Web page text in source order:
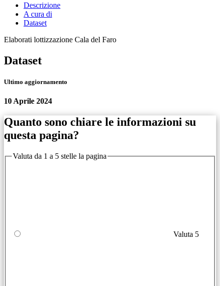
Descrizione
A cura di
Dataset
Elaborati lottizzazione Cala del Faro
Dataset
Ultimo aggiornamento
10 Aprile 2024
Quanto sono chiare le informazioni su
questa pagina?
Valuta da 1 a 5 stelle la pagina
Valuta 5